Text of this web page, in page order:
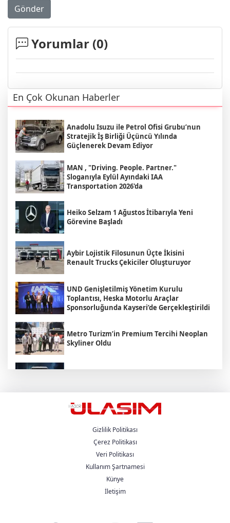
Gönder
Yorumlar (0)
En Çok Okunan Haberler
Anadolu Isuzu ile Petrol Ofisi Grubu’nun
Stratejik İş Birliği Üçüncü Yılında
Güçlenerek Devam Ediyor
MAN , "Driving. People. Partner."
Sloganıyla Eylül Ayındaki IAA
Transportation 2026'da
Heiko Selzam 1 Ağustos İtibarıyla Yeni
Görevine Başladı
Aybir Lojistik Filosunun Üçte İkisini
Renault Trucks Çekiciler Oluşturuyor
UND Genişletilmiş Yönetim Kurulu
Toplantısı, Heska Motorlu Araçlar
Sponsorluğunda Kayseri’de Gerçekleştirildi
Metro Turizm’in Premium Tercihi Neoplan
Skyliner Oldu
Mercedes-Benz Türk’ün Kamyon Odaklı İlk
Bayisi Heska Ankara Faaliyetlerine Daha da
Güçlü Devam Ediyor
Onaylar Ekspress'in Filosundaki Renault
Gizlilik Politikası
Çerez Politikası
Veri Politikası
Kullanım Şartnamesi
Künye
İletişim